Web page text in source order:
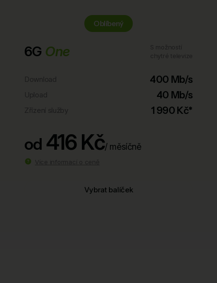
Oblíbený
6G One
400 Mb/s
40 Mb/s
1 990 Kč*
od 416 Kč/ měsíčně
Vybrat balíček